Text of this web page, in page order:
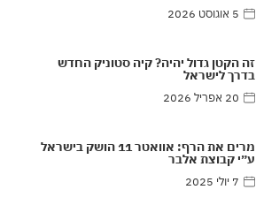
5 אוגוסט 2026
זה הקטן גדול יהיה? קיה סטוניק החדש
בדרך לישראל
20 אפריל 2026
מרים את הרף: אוואטר 11 הושק בישראל
ע״י קבוצת אלבר
7 יולי 2025